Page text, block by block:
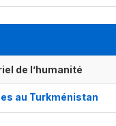
de l’humanité
au Turkménistan